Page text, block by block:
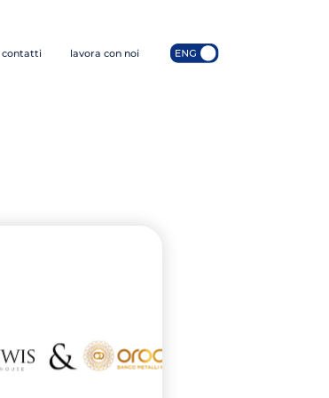
contatti lavora con noi